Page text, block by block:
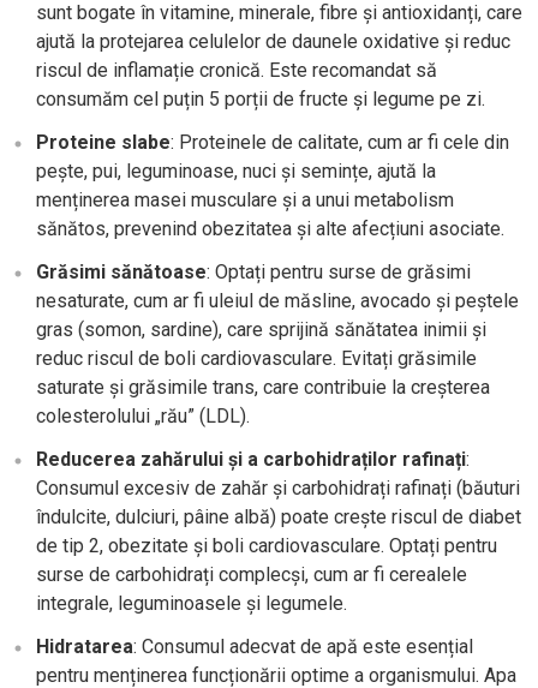
sunt bogate în vitamine, minerale, fibre și antioxidanți, care
ajută la protejarea celulelor de daunele oxidative și reduc
riscul de inflamație cronică. Este recomandat să
consumăm cel puțin 5 porții de fructe și legume pe zi.
Proteine slabe: Proteinele de calitate, cum ar fi cele din
pește, pui, leguminoase, nuci și semințe, ajută la
menținerea masei musculare și a unui metabolism
sănătos, prevenind obezitatea și alte afecțiuni asociate.
Grăsimi sănătoase: Optați pentru surse de grăsimi
nesaturate, cum ar fi uleiul de măsline, avocado și peștele
gras (somon, sardine), care sprijină sănătatea inimii și
reduc riscul de boli cardiovasculare. Evitați grăsimile
saturate și grăsimile trans, care contribuie la creșterea
colesterolului „rău” (LDL).
Reducerea zahărului și a carbohidraților rafinați:
Consumul excesiv de zahăr și carbohidrați rafinați (băuturi
îndulcite, dulciuri, pâine albă) poate crește riscul de diabet
de tip 2, obezitate și boli cardiovasculare. Optați pentru
surse de carbohidrați complecși, cum ar fi cerealele
integrale, leguminoasele și legumele.
Hidratarea: Consumul adecvat de apă este esențial
pentru menținerea funcționării optime a organismului. Apa